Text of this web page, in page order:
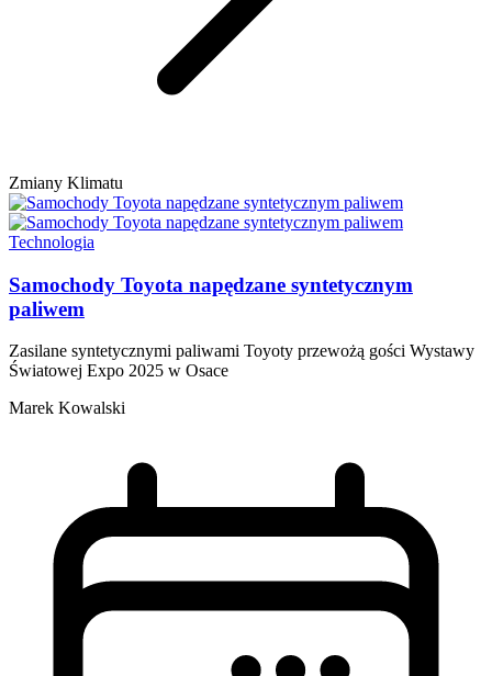
Zmiany Klimatu
Technologia
Samochody Toyota napędzane syntetycznym
paliwem
Zasilane syntetycznymi paliwami Toyoty przewożą gości Wystawy
Światowej Expo 2025 w Osace
Marek Kowalski